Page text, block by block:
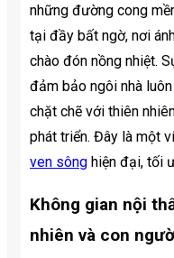
những đường cong
tại đầy bất ngờ, nơi
chào đón nồng nhiệt.
đảm bảo ngôi nhà
chặt chẽ với thiên
phát triển. Đây là một
ven sông hiện đại, tối
Không gian nội
nhiên và con